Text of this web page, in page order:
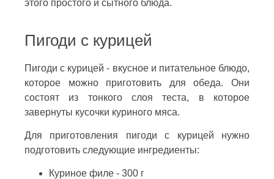
этого простого и сытного блюда.
Пигоди с курицей
Пигоди с курицей - вкусное и питательное блюдо,
которое можно приготовить для обеда. Они
состоят из тонкого слоя теста, в которое
завернуты кусочки куриного мяса.
Для приготовления пигоди с курицей нужно
подготовить следующие ингредиенты:
Куриное филе - 300 г